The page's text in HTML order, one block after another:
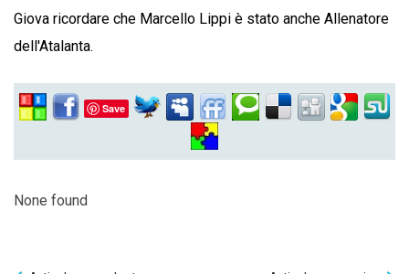
Giova ricordare che Marcello Lippi è stato anche Allenatore
dell'Atalanta.
Save
None found